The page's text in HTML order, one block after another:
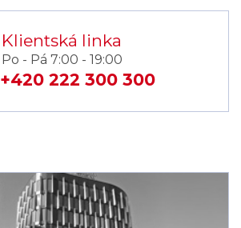
Klientská linka
Po - Pá 7:00 - 19:00
+420 222 300 300